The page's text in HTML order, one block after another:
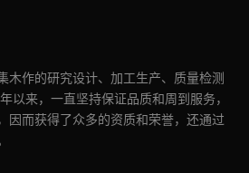
木作的研究设计、加工生产、质量检测
以来，一直坚持保证品质和周到服务，
因而获得了众多的资质和荣誉，还通过